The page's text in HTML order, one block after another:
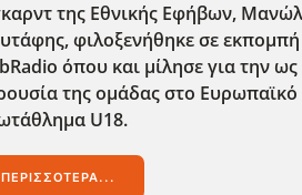
της Εθνικής Εφήβων,
φιλοξενήθηκεσε εκπομπή
όπου και μίλησε για την
της ομάδας στο Ευρωπαϊκ΄ο
U18.
ΠΕΡΙΣΣΌΤΕΡΑ...